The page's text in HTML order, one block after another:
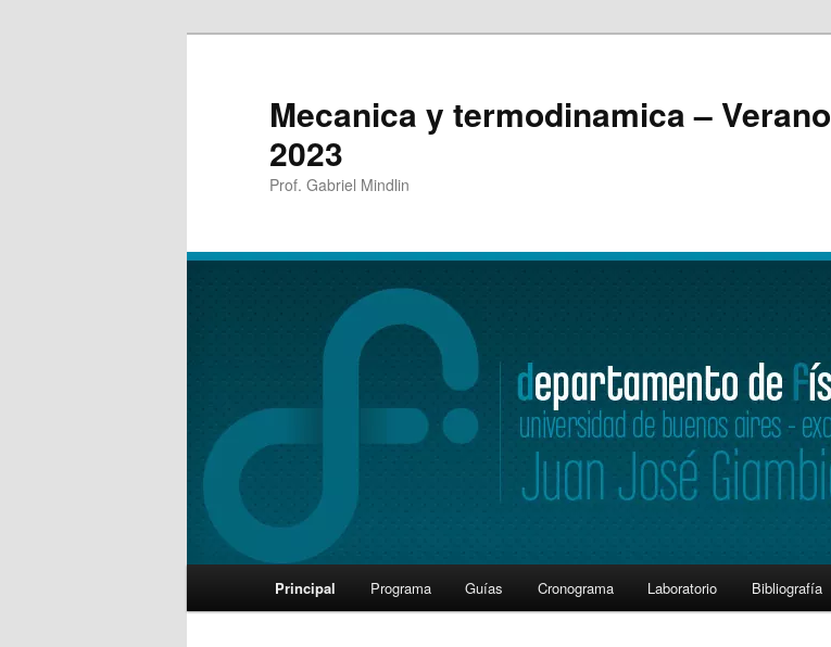
Mecanica y termodinamica – Verano
2023
Prof. Gabriel Mindlin
Skip
Principal Programa Guías Cronograma Laboratorio Bibliografía